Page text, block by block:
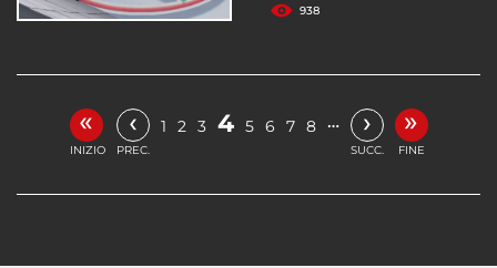
938
«
INIZIO
‹
PREC.
1 2 3 4 5 6 7 8 … ›
SUCC.
»
FINE